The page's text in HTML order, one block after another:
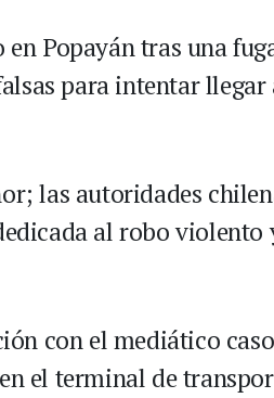
Popayán tras una
para intentar llegar
las autoridades
al robo
con el mediático
el terminal de